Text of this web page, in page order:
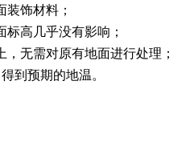
饰材料；
高几乎没有影响；
无需对原有地面进行处理；
到预期的地温。